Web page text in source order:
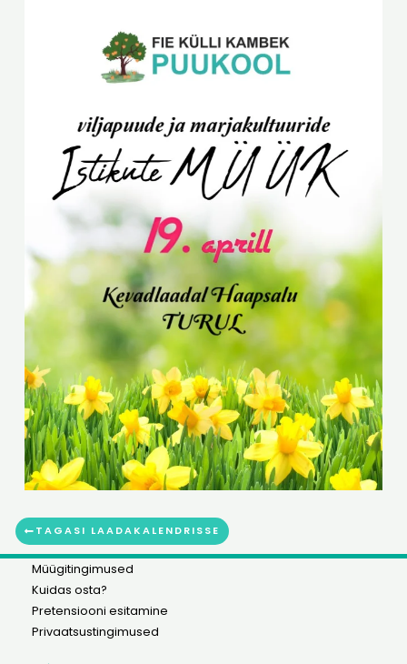
TAGASI LAADAKALENDRISSE
Müügitingimused
Kuidas osta?
Pretensiooni esitamine
Privaatsustingimused